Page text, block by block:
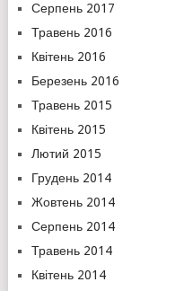
Серпень 2017
Травень 2016
Квітень 2016
Березень 2016
Травень 2015
Квітень 2015
Лютий 2015
Грудень 2014
Жовтень 2014
Серпень 2014
Травень 2014
Квітень 2014